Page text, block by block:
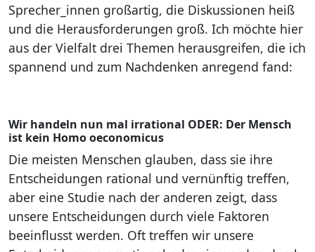
Sprecher_innen großartig, die Diskussionen heiß
und die Herausforderungen groß. Ich möchte hier
aus der Vielfalt drei Themen herausgreifen, die ich
spannend und zum Nachdenken anregend fand:
Wir handeln nun mal irrational ODER: Der Mensch
ist kein Homo oeconomicus
Die meisten Menschen glauben, dass sie ihre
Entscheidungen rational und vernünftig treffen,
aber eine Studie nach der anderen zeigt, dass
unsere Entscheidungen durch viele Faktoren
beeinflusst werden. Oft treffen wir unsere